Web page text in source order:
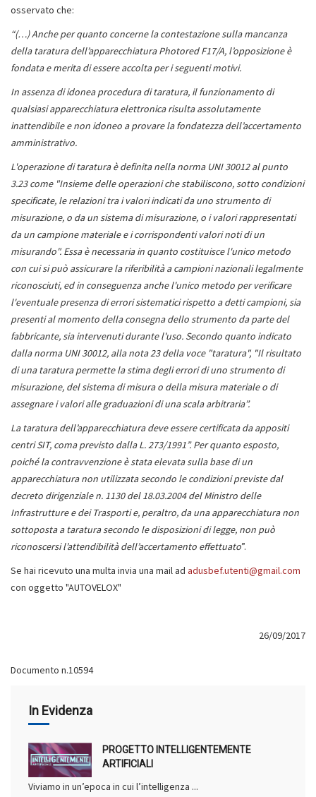
osservato che:
“(…) Anche per quanto concerne la contestazione sulla mancanza
della taratura dell’apparecchiatura Photored F17/A, l’opposizione è
fondata e merita di essere accolta per i seguenti motivi.
In assenza di idonea procedura di taratura, il funzionamento di
qualsiasi apparecchiatura elettronica risulta assolutamente
inattendibile e non idoneo a provare la fondatezza dell’accertamento
amministrativo.
L'operazione di taratura è definita nella norma UNI 30012 al punto
3.23 come "Insieme delle operazioni che stabiliscono, sotto condizioni
specificate, le relazioni tra i valori indicati da uno strumento di
misurazione, o da un sistema di misurazione, o i valori rappresentati
da un campione materiale e i corrispondenti valori noti di un
misurando". Essa è necessaria in quanto costituisce l'unico metodo
con cui si può assicurare la riferibilità a campioni nazionali legalmente
riconosciuti, ed in conseguenza anche l'unico metodo per verificare
l'eventuale presenza di errori sistematici rispetto a detti campioni, sia
presenti al momento della consegna dello strumento da parte del
fabbricante, sia intervenuti durante l'uso. Secondo quanto indicato
dalla norma UNI 30012, alla nota 23 della voce "taratura", "Il risultato
di una taratura permette la stima degli errori di uno strumento di
misurazione, del sistema di misura o della misura materiale o di
assegnare i valori alle graduazioni di una scala arbitraria”.
La taratura dell’apparecchiatura deve essere certificata da appositi
centri SIT, coma previsto dalla L. 273/1991”. Per quanto esposto,
poiché la contravvenzione è stata elevata sulla base di un
apparecchiatura non utilizzata secondo le condizioni previste dal
decreto dirigenziale n. 1130 del 18.03.2004 del Ministro delle
Infrastrutture e dei Trasporti e, peraltro, da una apparecchiatura non
sottoposta a taratura secondo le disposizioni di legge, non può
riconoscersi l’attendibilità dell’accertamento effettuato”.
Se hai ricevuto una multa invia una mail ad adusbef.utenti@gmail.com
con oggetto "AUTOVELOX"
26/09/2017
Documento n.10594
In Evidenza
PROGETTO INTELLIGENTEMENTE
ARTIFICIALI
Viviamo in un’epoca in cui l’intelligenza ...